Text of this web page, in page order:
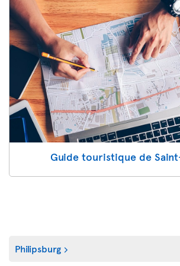
Guide touristique de
Philipsburg